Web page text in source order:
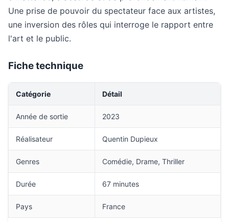
Une prise de pouvoir du spectateur face aux artistes,
une inversion des rôles qui interroge le rapport entre
l'art et le public.
Fiche technique
Catégorie Détail
Année de sortie 2023
Réalisateur Quentin Dupieux
Genres Comédie, Drame, Thriller
Durée 67 minutes
Pays France